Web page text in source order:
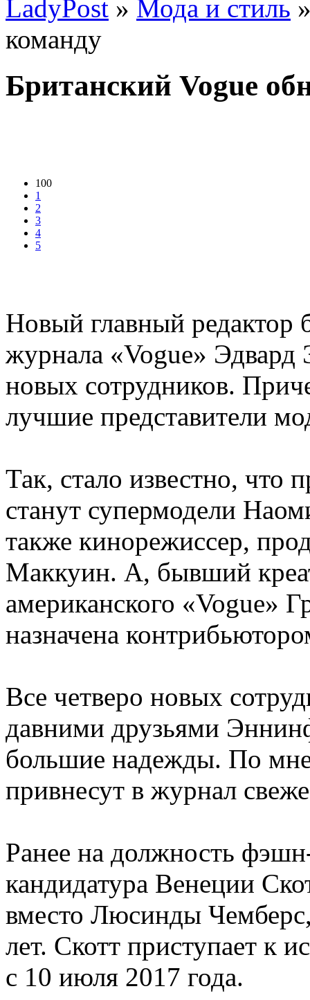
LadyPost » Мода и стиль
команду
Британский Vogue
100
1
2
3
4
5
Новый главный редактор
журнала «Vogue» Эдвард
новых сотрудников.
лучшие представители
Так, стало известно, что
станут супермодели
также кинорежиссер,
Маккуин. А, бывший
американского «Vogue»
назначена
Все четверо новых
давними друзьями
большие надежды. По
привнесут в журнал
Ранее на должность
кандидатура Венеции
вместо Люсинды
лет. Скотт приступает к
с 10 июля 2017 года.